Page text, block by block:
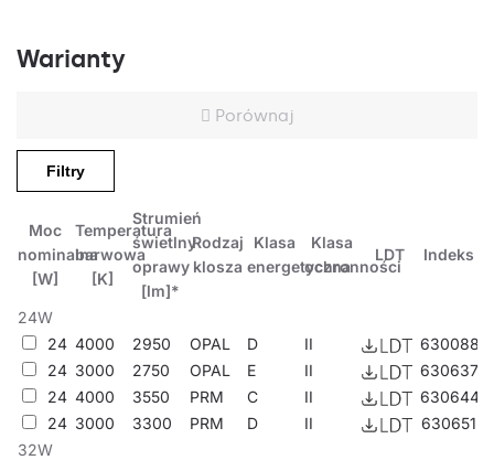
informacji w szczegółowych kartach produktów.
Lampa kompatybilna z system montażu ROCKFON® System
kompatybilna krawędź modułu: X; max wystawanie lampy
ponad poziom modułów: ok 2mm.
* Współczynnik UGR jest spełniony dla typowego zastosowania
danej lampy.
Zastosowanie
Lampa przeznaczona jest do użytku wewnętrznego w
pomieszczeniach biurowych lub użytkowych o charakterze
ogólnym. Sprawdza się jako główne źródło światła i sprzyja
Warianty
Porównaj
Filtry
Moc
nominalna
[W]
Temperatura
barwowa
[K]
Strumień
świetlny
oprawy
[lm]*
Rodzaj
klosza
Klasa
energetyczna
Klasa
ochronności
LDT Indeks
24W
24 4000 2950 OPAL D II
630088
24 3000 2750 OPAL E II
630637
24 4000 3550 PRM C II
630644
24 3000 3300 PRM D II
630651
32W